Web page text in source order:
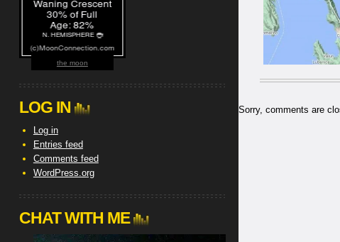
Sorry, comments are
the moon
LOG IN
Log in
Entries feed
Comments feed
WordPress.org
CHAT WITH ME